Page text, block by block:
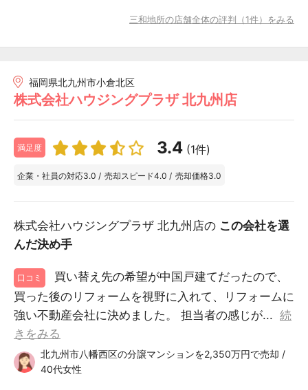
三和地所の店舗全体の評判（1件）をみる
福岡県北九州市小倉北区
株式会社ハウジングプラザ 北九州店
満足度 3.4 (1件)
企業・社員の対応3.0 / 売却スピード4.0 / 売却価格3.0
株式会社ハウジングプラザ 北九州店の この会社を選
んだ決め手
口コミ
買い替え先の希望が中国戸建てだったので、
買った後のリフォームを視野に入れて、リフォームに
強い不動産会社に決めました。 担当者の感じが... 続
きをみる
北九州市八幡西区の分譲マンションを2,350万円で売却 /
40代女性